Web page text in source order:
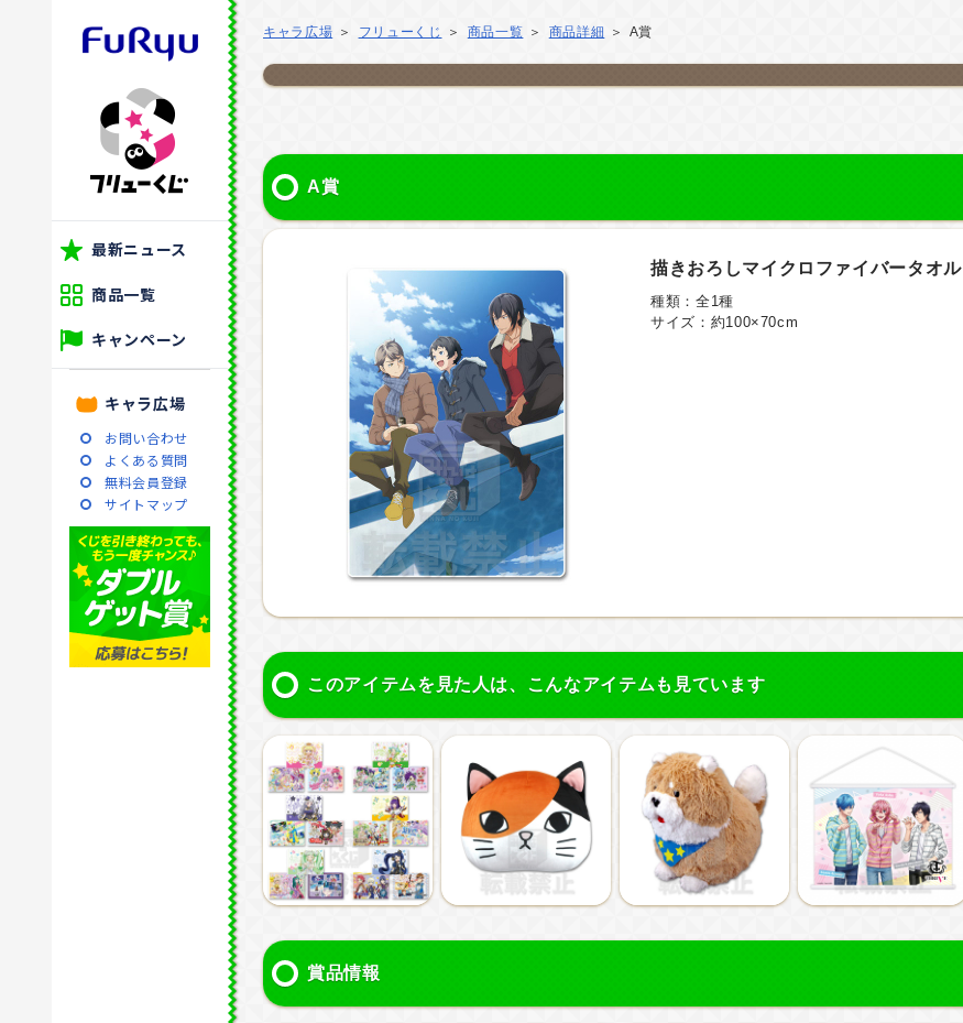
最新ニュース
商品一覧
キャンペーン
キャラ広場
お問い合わせ
よくある質問
無料会員登録
サイトマップ
キャラ広場 フリューくじ 商品一覧 商品詳細 A賞
A賞
描きおろしマイクロファイバータオル
種類：全1種
サイズ：約100×70cm
このアイテムを見た人は、こんなアイテムも見ています
賞品情報